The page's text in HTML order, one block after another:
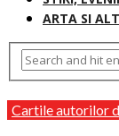
ARTA SI
Cartile autorilor